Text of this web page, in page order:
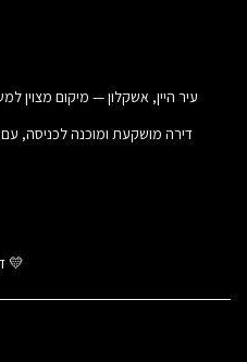
🖤💛 דנהנדל״ן – יוצרים מציאות יפה יותר 💛